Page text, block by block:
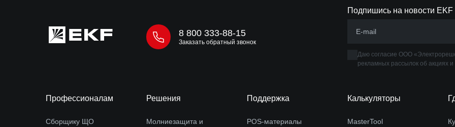
8 800 333-88-15
Заказать обратный звонок
Подпишись на новости EKF
Даю согласие ООО
рекламных рассылок об акциях
Профессионалам
Сборщику ЩО
Решения
Молниезащита и
Поддержка
POS-материалы
Калькуляторы
MasterTool